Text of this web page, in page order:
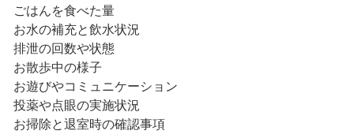
ごはんを食べた量
お水の補充と飲水状況
排泄の回数や状態
お散歩中の様子
お遊びやコミュニケーション
投薬や点眼の実施状況
お掃除と退室時の確認事項